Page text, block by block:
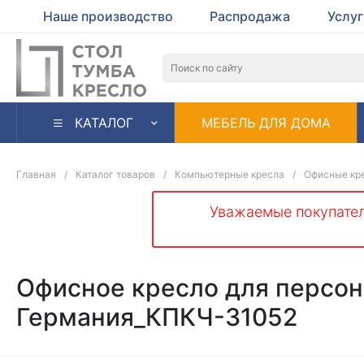
Наше производство Распродажа
КАТАЛОГ МЕБЕЛЬ ДЛЯ ДОМА
Главная / Каталог товаров / Компьютерные кресла / Офисные
Уважаемые
Офисное кресло для
Германия_КПКЧ-31052